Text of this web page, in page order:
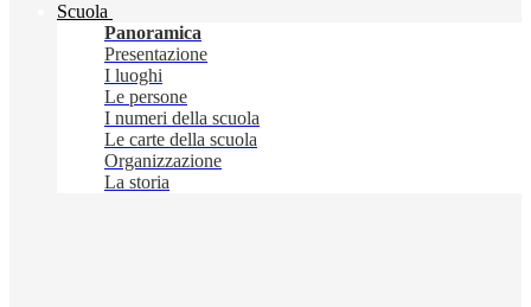
Scuola
Panoramica
Presentazione
I luoghi
Le persone
I numeri della scuola
Le carte della scuola
Organizzazione
La storia